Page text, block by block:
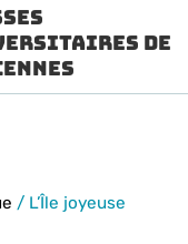
de
/ L’Île joyeuse